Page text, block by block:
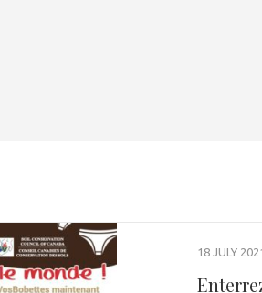
18 JULY